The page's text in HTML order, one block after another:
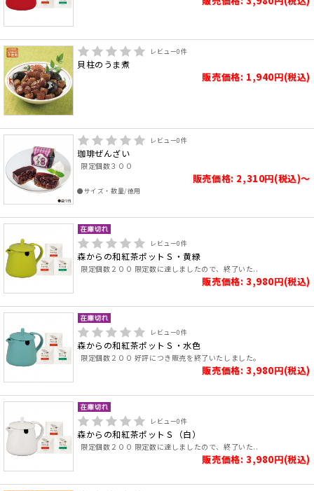
レビュー0件
貝柱のうま煮
販売価格: 1,940円(税込)
レビュー0件
珈琲ぜんざい
限定個数３００
販売価格: 2,310円(税込)～
●サイズ・数量/徳用
レビュー0件
森からの和紅茶ポットＳ・黄緑
限定個数２００ 限定数に達しましたので、終了いた..
販売価格: 3,980円(税込)
レビュー0件
森からの和紅茶ポットＳ・水色
限定個数２００ 好評につき販売を終了いたしました。
販売価格: 3,980円(税込)
レビュー0件
森からの和紅茶ポットＳ（白）
限定個数２００ 限定数に達しましたので、終了いた..
販売価格: 3,980円(税込)